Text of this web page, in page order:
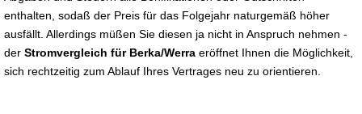
enthalten, sodaß der Preis für das Folgejahr naturgemäß höher
ausfällt. Allerdings müßen Sie diesen ja nicht in Anspruch nehmen -
der Stromvergleich für Berka/Werra eröffnet Ihnen die Möglichkeit,
sich rechtzeitig zum Ablauf Ihres Vertrages neu zu orientieren.